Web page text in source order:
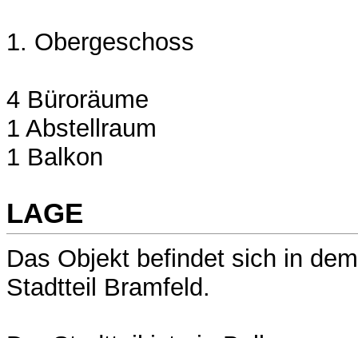
1. Obergeschoss
4 Büroräume
1 Abstellraum
1 Balkon
LAGE
Das Objekt befindet sich in
Stadtteil Bramfeld.